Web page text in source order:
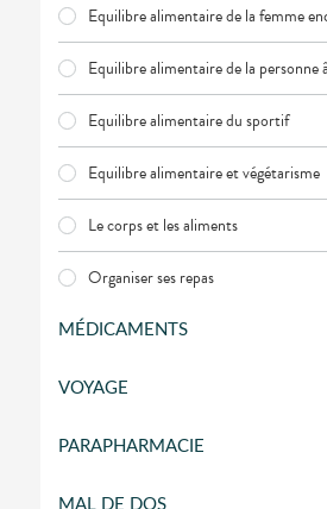
Equilibre alimentaire de la femme
Equilibre alimentaire de la personne
Equilibre alimentaire du sportif
Equilibre alimentaire et végétarisme
Le corps et les aliments
Organiser ses repas
MÉDICAMENTS
VOYAGE
PARAPHARMACIE
MAL DE DOS